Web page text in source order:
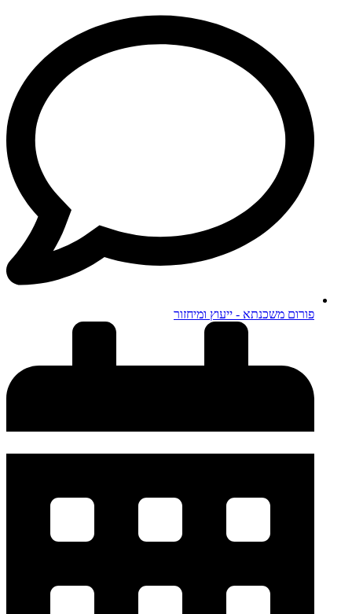
פורום משכנתא - ייעוץ ומיחזור